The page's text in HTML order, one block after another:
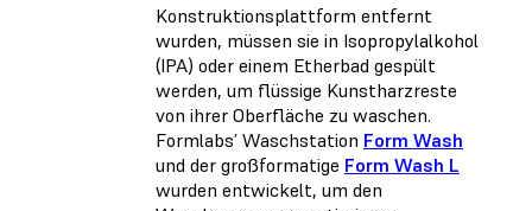
Konstruktionsplattform entfernt
wurden, müssen sie in Isopropylalkohol
(IPA) oder einem Etherbad gespült
werden, um flüssige Kunstharzreste
von ihrer Oberfläche zu waschen.
Formlabs’ Waschstation Form Wash
und der großformatige Form Wash L
wurden entwickelt, um den